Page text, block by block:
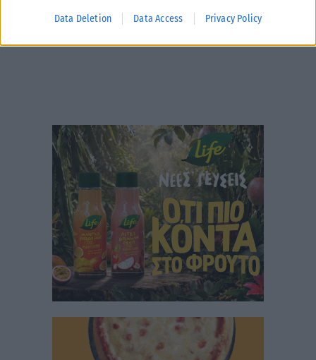
Data Deletion Data Access Privacy Policy